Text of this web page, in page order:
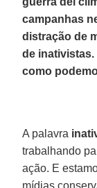
campanhas
distração de
de
como
A palavra
trabalhando
ação. E
mídias